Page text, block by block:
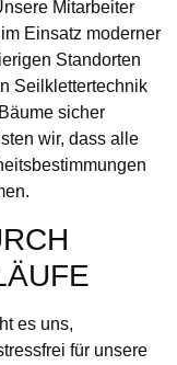
Mitarbeiter
Einsatz moderner
Standorten
Seilklettertechnik
sicher
wir, dass alle
es uns,
für unsere